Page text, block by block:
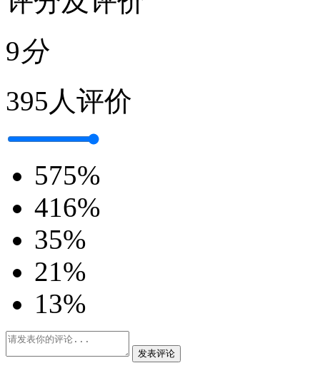
9分
395人评价
575%
416%
35%
21%
13%
发表评论